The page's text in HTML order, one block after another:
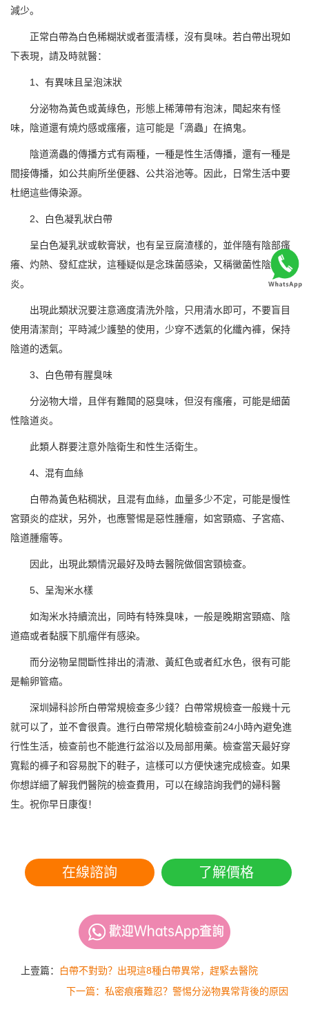
減少。
正常白帶為白色稀糊狀或者蛋清樣，沒有臭味。若白帶出現如
下表現，請及時就醫：
1、有異味且呈泡沫狀
分泌物為黃色或黃綠色，形態上稀薄帶有泡沫，聞起來有怪
味，陰道還有燒灼感或瘙癢，這可能是「滴蟲」在搞鬼。
陰道滴蟲的傳播方式有兩種，一種是性生活傳播，還有一種是
間接傳播，如公共廁所坐便器、公共浴池等。因此，日常生活中要
杜絕這些傳染源。
2、白色凝乳狀白帶
呈白色凝乳狀或軟膏狀，也有呈豆腐渣樣的，並伴隨有陰部瘙
癢、灼熱、發紅症狀，這種疑似是念珠菌感染，又稱黴菌性陰道
炎。
出現此類狀況要注意適度清洗外陰，只用清水即可，不要盲目
使用清潔劑；平時減少護墊的使用，少穿不透氣的化纖內褲，保持
陰道的透氣。
3、白色帶有腥臭味
分泌物大增，且伴有難聞的惡臭味，但沒有瘙癢，可能是細菌
性陰道炎。
此類人群要注意外陰衛生和性生活衛生。
4、混有血絲
白帶為黃色粘稠狀，且混有血絲，血量多少不定，可能是慢性
宮頸炎的症狀，另外，也應警惕是惡性腫瘤，如宮頸癌、子宮癌、
陰道腫瘤等。
因此，出現此類情況最好及時去醫院做個宮頸檢查。
5、呈淘米水樣
如淘米水持續流出，同時有特殊臭味，一般是晚期宮頸癌、陰
道癌或者黏膜下肌瘤伴有感染。
而分泌物呈間斷性排出的清澈、黃紅色或者紅水色，很有可能
是輸卵管癌。
深圳婦科診所白帶常規檢查多少錢？白帶常規檢查一般幾十元
就可以了，並不會很貴。進行白帶常規化驗檢查前24小時內避免進
行性生活，檢查前也不能進行盆浴以及局部用藥。檢查當天最好穿
寬鬆的褲子和容易脫下的鞋子，這樣可以方便快速完成檢查。如果
你想詳細了解我們醫院的檢查費用，可以在線諮詢我們的婦科醫
生。祝你早日康復！
在線諮詢 了解價格
上壹篇：
白帶不對勁？出現這8種白帶異常，趕緊去醫院
下一篇：私密痕癢難忍？警惕分泌物異常背後的原因